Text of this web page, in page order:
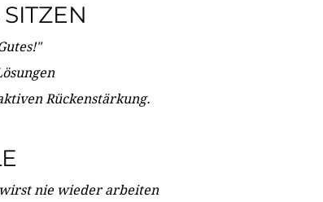
Rückenstärkung.
nie wieder arbeiten